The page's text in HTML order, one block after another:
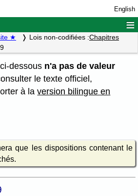
English
≡
★ Lois non-codifiées :Chapitres
dessous n'a pas de valeur
le texte officiel,
à laversion bilingue en
que les dispositions contenant le